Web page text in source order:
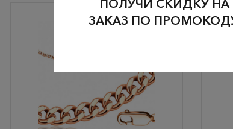
ПОЛУЧИ СКИДКУ НА
ЗАКАЗ ПО